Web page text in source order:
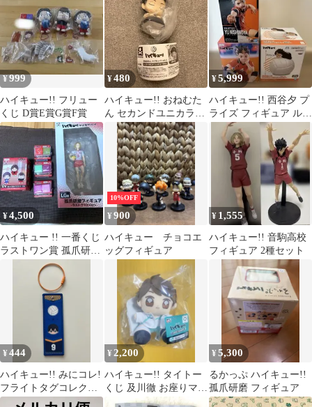
¥999
ハイキュー!! フリュー
くじ D賞E賞G賞F賞
¥480
ハイキュー!! おねむた
ん セカンドユニカラ
ー 赤葦 梟谷
¥5,999
ハイキュー!! 西谷夕 プ
ライズ フィギュア ルー
ムライト
¥4,500
ハイキュー !! 一番くじ
ラストワン賞 孤爪研磨
フィギュアセット
10%OFF
¥900
ハイキュー チョコエ
ッグフィギュア
¥ 1,555
ハイキュー!! 音駒高校
フィギュア 2種セット
¥444
ハイキュー!! みにコレ!
フライトタグコレクシ
ョン 影山 飛雄
¥ 2,200
ハイキュー!! タイトー
くじ 及川徹 お座りマス
コット
¥5,300
るかっぷ ハイキュー!!
孤爪研磨 フィギュア